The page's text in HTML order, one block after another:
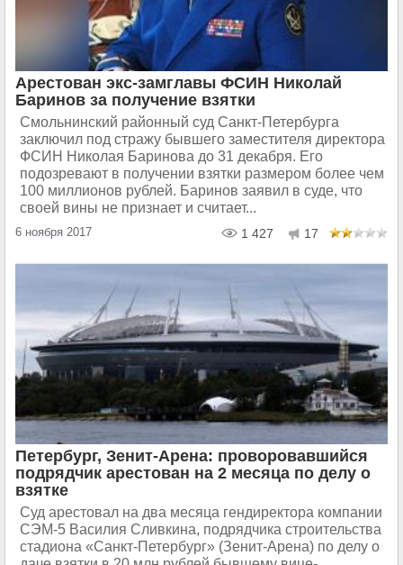
Арестован экс-замглавы ФСИН Николай
Баринов за получение взятки
Смольнинский районный суд Санкт-Петербурга
заключил под стражу бывшего заместителя директора
ФСИН Николая Баринова до 31 декабря. Его
подозревают в получении взятки размером более чем
100 миллионов рублей. Баринов заявил в суде, что
своей вины не признает и считает...
6 ноября 2017 1 427 17
Петербург, Зенит-Арена: проворовавшийся
подрядчик арестован на 2 месяца по делу о
взятке
Суд арестовал на два месяца гендиректора компании
СЭМ-5 Василия Сливкина, подрядчика строительства
стадиона «Санкт-Петербург» (Зенит-Арена) по делу о